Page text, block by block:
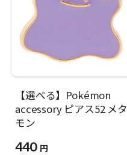
【選べる】Pokémon
accessory ピアス52 メタ
モン
440 円